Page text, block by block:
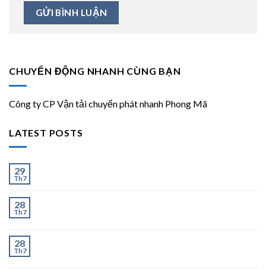
CHUYỂN ĐỘNG NHANH CÙNG BẠN
Công ty CP Vận tải chuyển phát nhanh Phong Mã
LATEST POSTS
29
Th7
28
Th7
28
Th7